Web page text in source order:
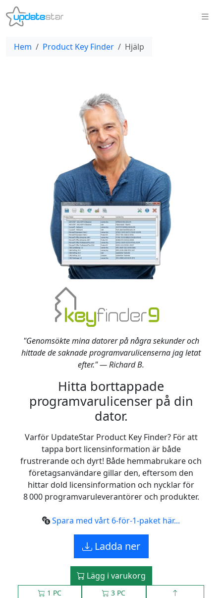
Hem Product Key Finder Hjälp
"Genomsökte mina datorer på några sekunder och
hittade de saknade programvarulicenserna jag letat
efter." — Richard B.
Hitta borttappade
programvarulicenser på din
dator.
Varför UpdateStar Product Key Finder? För att
tappa bort licensinformation är både
frustrerande och dyrt! Både hemmabrukare och
företagsanvändare gillar den, eftersom den
hittar dold licensinformation och nycklar för
8 000 programvaruleverantörer och produkter.
Spara med vårt 6‑för‑1‑paket här...
Ladda ner
Lägg i varukorg
1 PC
3 PC